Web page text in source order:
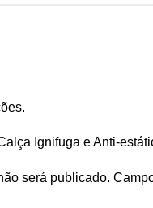
Ignifuga e Anti-
será publicado.